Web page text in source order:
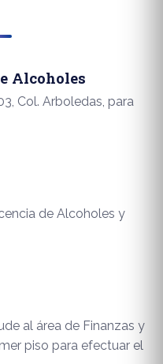
Alcoholes
Col. Arboledas, para
de Alcoholes y
al área de Finanzas y
piso para efectuar el